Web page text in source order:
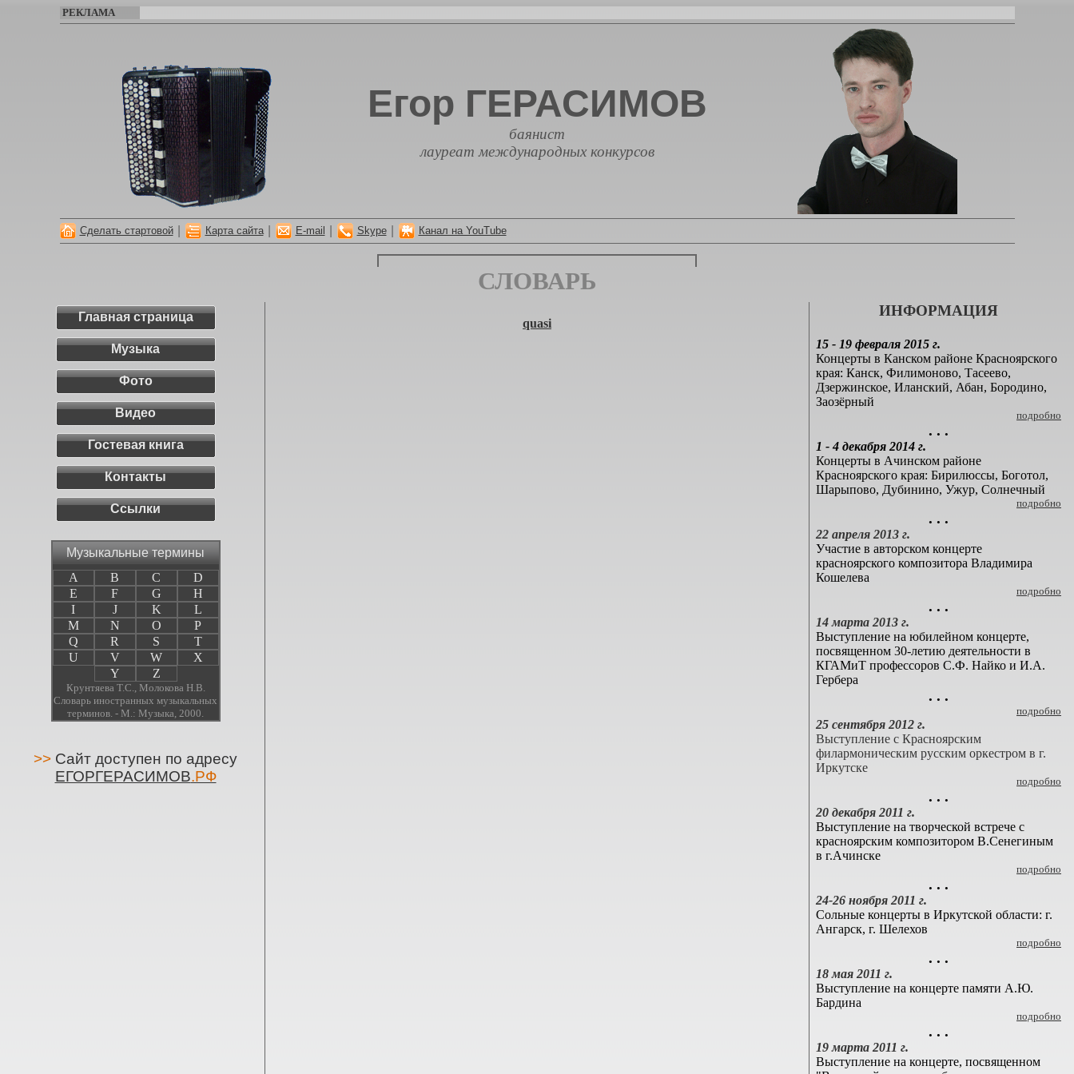
РЕКЛАМА
Егор ГЕРАСИМОВ
баянист
лауреат международных конкурсов
Сделать стартовой Карта сайта E-mail Skype Канал на YouTube
СЛОВАРЬ
Главная страница
Музыка
Фото
Видео
Гостевая книга
Контакты
Ссылки
Музыкальные термины
A
B C
D
E
F G
H
I
J K
L
M
N O
P
Q
R S
T
U
V W
X
Y
Z
Крунтяева Т.С., Молокова Н.В.
Словарь иностранных музыкальных
терминов. - М.: Музыка, 2000.
>> Сайт доступен по адресу
ЕГОРГЕРАСИМОВ.РФ
quasi
ИНФОРМАЦИЯ
15 - 19 февраля 2015 г.
Концерты в Канском районе Красноярского
края: Канск, Филимоново, Тасеево,
Дзержинское, Иланский, Абан, Бородино,
Заозёрный
подробно
. . .
1 - 4 декабря 2014 г.
Концерты в Ачинском районе
Красноярского края: Бирилюссы, Боготол,
Шарыпово, Дубинино, Ужур, Солнечный
подробно
. . .
22 апреля 2013 г.
Участие в авторском концерте
красноярского композитора Владимира
Кошелева
подробно
. . .
14 марта 2013 г.
Выступление на юбилейном концерте,
посвященном 30-летию деятельности в
КГАМиТ профессоров С.Ф. Найко и И.А.
Гербера
. . .
подробно
25 сентября 2012 г.
Выступление с Красноярским
филармоническим русским оркестром в г.
Иркутске
подробно
. . .
20 декабря 2011 г.
Выступление на творческой встрече с
красноярским композитором В.Сенегиным
в г.Ачинске
подробно
. . .
24-26 ноября 2011 г.
Сольные концерты в Иркутской области: г.
Ангарск, г. Шелехов
подробно
. . .
18 мая 2011 г.
Выступление на концерте памяти А.Ю.
Бардина
подробно
. . .
19 марта 2011 г.
Выступление на концерте, посвященном